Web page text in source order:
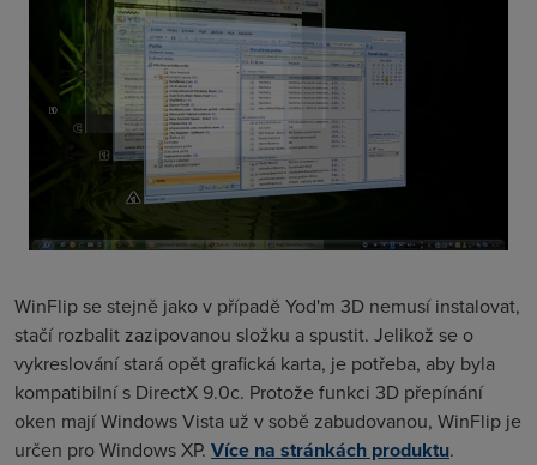
WinFlip se stejně jako v případě Yod'm 3D nemusí instalovat,
stačí rozbalit zazipovanou složku a spustit. Jelikož se o
vykreslování stará opět grafická karta, je potřeba, aby byla
kompatibilní s DirectX 9.0c. Protože funkci 3D přepínání
oken mají Windows Vista už v sobě zabudovanou, WinFlip je
určen pro Windows XP. Více na stránkách produktu.